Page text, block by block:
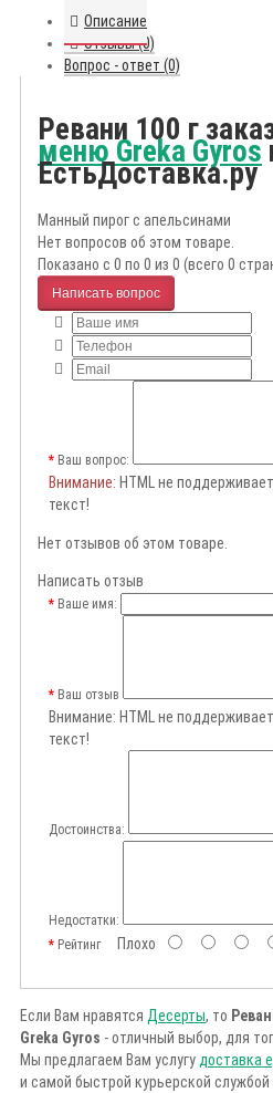
Описание
Отзывы (0)
Вопрос - ответ (0)
Ревани 100 г
меню Greka Gyros
ЕстьДоставка.ру
Манный пирог с апельсинами
Нет вопросов об этом товаре.
Показано с 0 по 0 из 0 (всего 0
Написать вопрос
Ваш вопрос:
Внимание: HTML не
текст!
Нет отзывов об этом товаре.
Написать отзыв
Ваше имя:
Ваш отзыв
Внимание: HTML не
текст!
Достоинства:
Недостатки:
РейтингПлохо
Если Вам нравятся Десерты, то
Greka Gyros - отличный выбор, для
Мы предлагаем Вам услугу доставка
и самой быстрой курьерской службой